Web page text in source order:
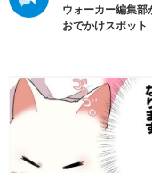
ウォーカー編集部
おでかけスポット